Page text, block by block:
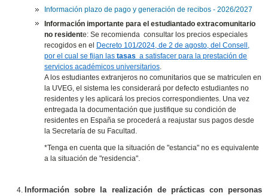
Información plazo de pago y generación de recibos - 2026/2027
Información importante para el estudiantado extracomunitario
no residente: Se recomienda consultar los precios especiales
recogidos en el Decreto 101/2024, de 2 de agosto, del Consell,
por el cual se fijan lastasas a satisfacer para la prestación de
servicios académicos universitarios
A los estudiantes extranjeros no comunitarios que se matriculen en
la UVEG, el sistema les considerará por defecto estudiantes no
residentes y les aplicará los precios correspondientes. Una vez
entregada la documentación que justifique su condición de
residentes en España se procederá a reajustar sus pagos desde
la Secretaría de su Facultad.
*Tenga en cuenta que la situación de "estancia" no es equivalente
a la situación de "residencia".
Información sobre la realización de prácticas con personas